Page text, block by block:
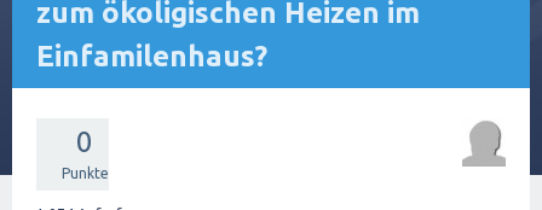
zum ökoligischen Heizen im
Einfamilenhaus?
0
Punkte